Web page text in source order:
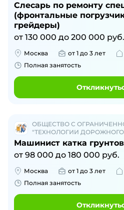
Слесарь по ремонту
(фронтальные
грейдеры)
от 130 000 до 200 000 руб.
Москва от 1 до 3 лет
Полная занятость
ОБЩЕСТВО С
"ТЕХНОЛОГИИ ДОРОЖНОГО
Машинист катка
от 98 000 до 180 000 руб.
Москва от 1 до 3 лет
Полная занятость